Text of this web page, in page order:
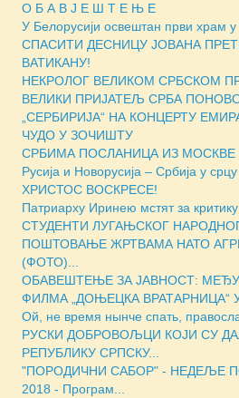
О Б А В Ј Е Ш Т Е Њ Е
У Белорусији освештан први храм у
СПАСИТИ ДЕСНИЦУ ЈОВАНА
ВАТИКАНУ!
НЕКРОЛОГ ВЕЛИКОМ СРБСКОМ
ВЕЛИКИ ПРИЈАТЕЉ СРБА
„СЕРБИРИЈА“ НА КОНЦЕРТУ
ЧУДО У ЗОЧИШТУ
СРБИМА ПОСЛАНИЦА ИЗ МОСКВЕ
Русија и Новорусија – Србија у срцу
ХРИСТОС ВОСКРЕСЕ!
Патриарху Иринею мстят за
СТУДЕНТИ ЛУГАЊСКОГ
ПОШТОВАЊЕ ЖРТВАМА НАТО
(ФОТО)...
ОБАВЕШТЕЊЕ ЗА ЈАВНОСТ:
ФИЛМА „ДОЊЕЦКА ВРАТАРНИЦА“
Ой, не время нынче спать,
РУСКИ ДОБРОВОЉЦИ КОЈИ СУ
РЕПУБЛИКУ СРПСКУ...
"ПОРОДИЧНИ САБОР" - НЕДЕЉE
2018 - Програм...